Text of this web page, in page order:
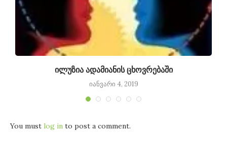
ილუზია ადამიანის ცხოვრებაში
იანვარი 4, 2019
You must log in to post a comment.